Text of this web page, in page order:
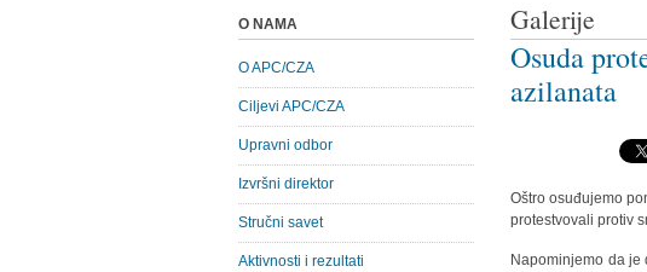
Galerije
Osuda
azilanata
Oštro osuđujemo
protestvovali protiv
Napominjemo da je
O NAMA
O APC/CZA
Ciljevi APC/CZA
Upravni odbor
Izvršni direktor
Stručni savet
Aktivnosti i rezultati